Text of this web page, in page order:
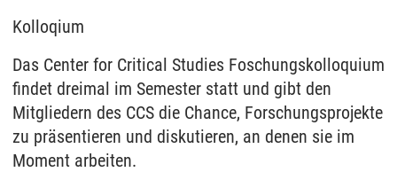
Kolloqium
Das Center for Critical Studies Foschungskolloquium
findet dreimal im Semester statt und gibt den
Mitgliedern des CCS die Chance, Forschungsprojekte
zu präsentieren und diskutieren, an denen sie im
Moment arbeiten.